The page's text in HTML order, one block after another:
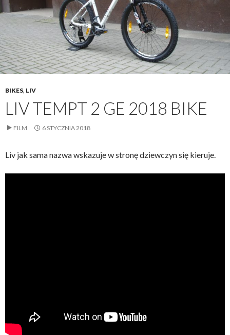
BIKES, LIV
LIV TEMPT 2 GE 2018 BIKE
FILM 6 STYCZNIA 2018
Liv jak sama nazwa wskazuje w stronę dziewczyn się kieruje.